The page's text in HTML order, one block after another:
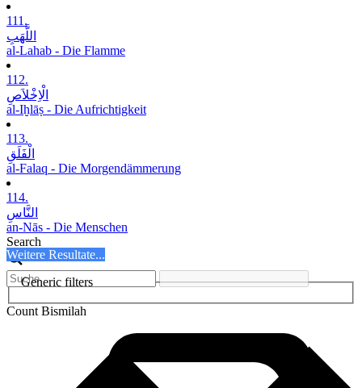
111.
اللَّھَبِ
al-Lahab - Die Flamme
112.
الْاِخْلاَصِ
al-Iḫlāṣ - Die Aufrichtigkeit
113.
الْفَلَقِ
al-Falaq - Die Morgendämmerung
114.
النَّاسِ
an-Nās - Die Menschen
Search
Weitere Resultate...
Generic filters
Count Bismilah